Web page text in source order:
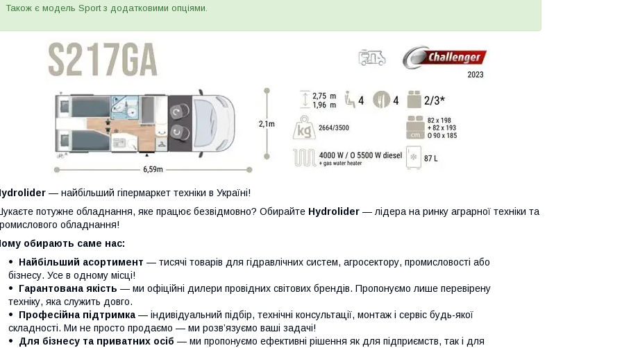
Також є модель Sport з додатковими опціями.
— найбільший гіпермаркет техніки в Україні!
потужне обладнання, яке працює безвідмовно? Обирайте Hydrolider — лідера на ринку аграрної техніки та
обладнання!
обирають саме нас:
Найбільший асортимент — тисячі товарів для гідравлічних систем, агросектору, промисловості або
бізнесу. Усе в одному місці!
Гарантована якість — ми офіційні дилери провідних світових брендів. Пропонуємо лише перевірену
техніку, яка служить довго.
Професійна підтримка — індивідуальний підбір, технічні консультації, монтаж і сервіс будь-якої
складності. Ми не просто продаємо — ми розв’язуємо ваші задачі!
Для бізнесу та приватних осіб — ми пропонуємо ефективні рішення як для підприємств, так і для